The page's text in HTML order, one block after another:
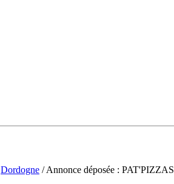
Dordogne / Annonce déposée : PAT'PIZZAS